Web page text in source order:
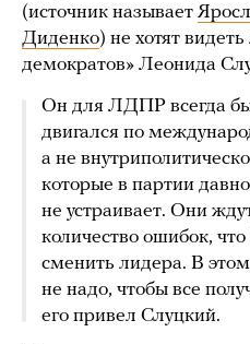
(источник называет
Диденко) не хотят
демократов» Леонида
Он для ЛДПР всегда
двигался по
а не
которые в партии
не устраивает. Они
количество ошибок,
сменить лидера. В
не надо, чтобы все
его привел Слуцкий.